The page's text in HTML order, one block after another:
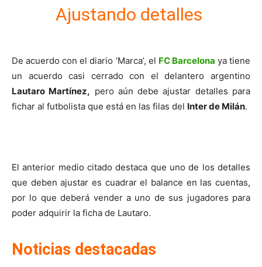
Ajustando detalles
De acuerdo con el diario ‘Marca’, el FC Barcelona ya tiene
un acuerdo casi cerrado con el delantero argentino
Lautaro Martínez, pero aún debe ajustar detalles para
fichar al futbolista que está en las filas del Inter de Milán.
El anterior medio citado destaca que uno de los detalles
que deben ajustar es cuadrar el balance en las cuentas,
por lo que deberá vender a uno de sus jugadores para
poder adquirir la ficha de Lautaro.
Noticias destacadas